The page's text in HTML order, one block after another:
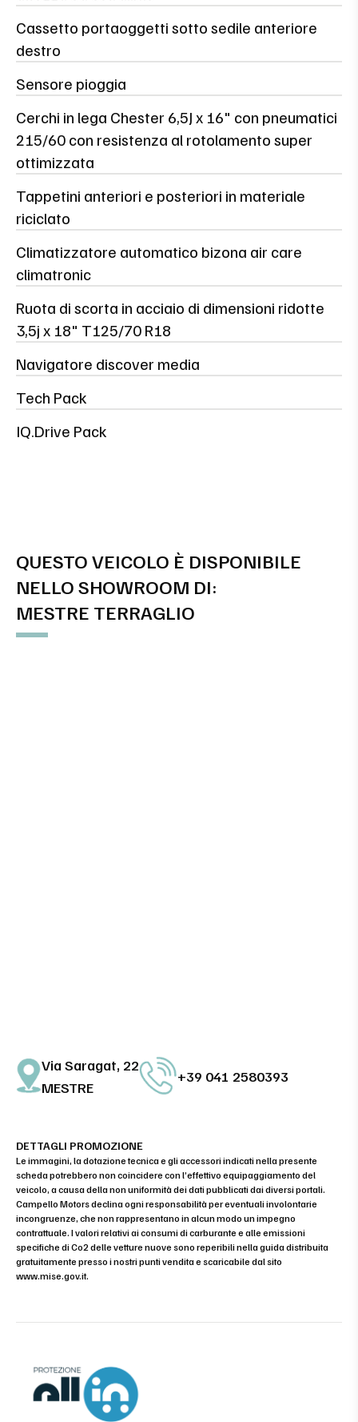
Cassetto portaoggetti sotto sedile anteriore
destro
Sensore pioggia
Cerchi in lega Chester 6,5J x 16" con pneumatici
215/60 con resistenza al rotolamento super
ottimizzata
Tappetini anteriori e posteriori in materiale
riciclato
Climatizzatore automatico bizona air care
climatronic
Ruota di scorta in acciaio di dimensioni ridotte
3,5j x 18" T125/70 R18
Navigatore discover media
Tech Pack
IQ.Drive Pack
QUESTO VEICOLO È DISPONIBILE
NELLO SHOWROOM DI:
MESTRE TERRAGLIO
Via Saragat, 22
MESTRE
+39 041 2580393
DETTAGLI PROMOZIONE
Le immagini, la dotazione tecnica e gli accessori indicati nella presente
scheda potrebbero non coincidere con l’effettivo equipaggiamento del
veicolo, a causa della non uniformità dei dati pubblicati dai diversi portali.
Campello Motors declina ogni responsabilità per eventuali involontarie
incongruenze, che non rappresentano in alcun modo un impegno
contrattuale. I valori relativi ai consumi di carburante e alle emissioni
specifiche di Co2 delle vetture nuove sono reperibili nella guida distribuita
gratuitamente presso i nostri punti vendita e scaricabile dal sito
www.mise.gov.it.